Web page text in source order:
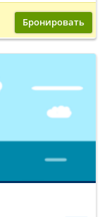
Бронировать